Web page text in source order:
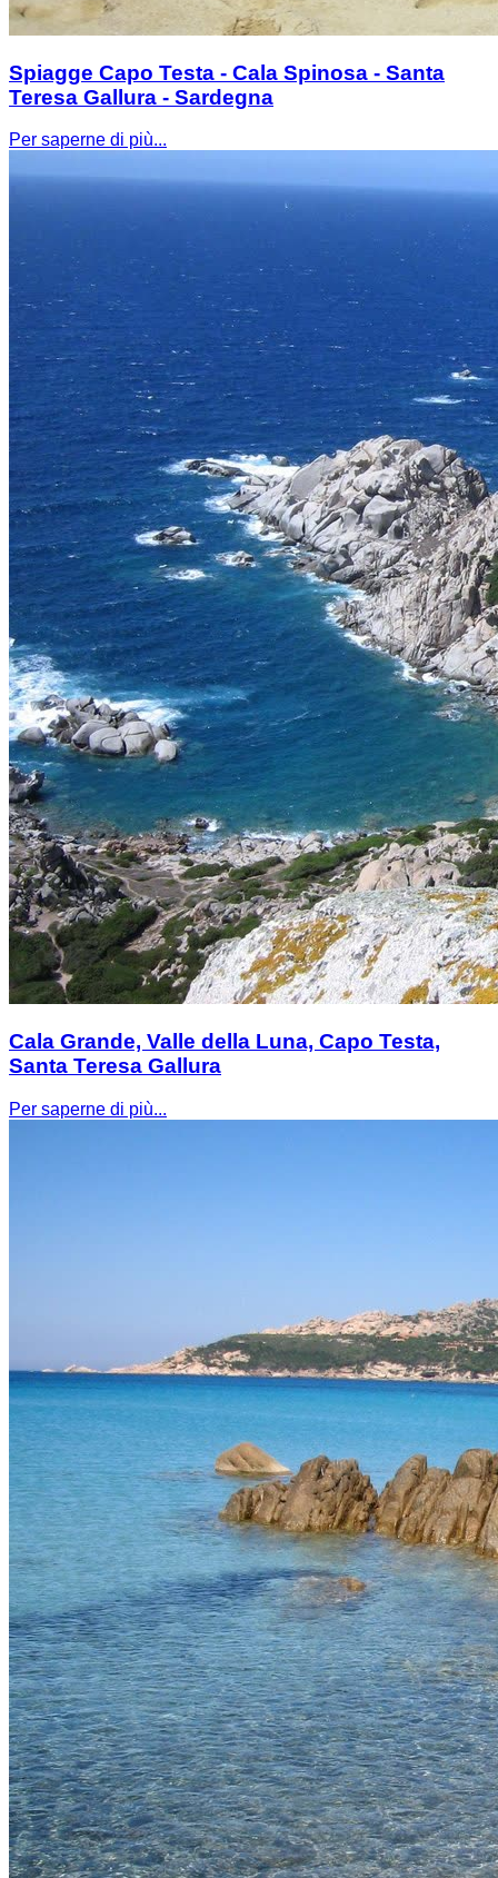
Spiagge Capo Testa - Cala Spinosa - Santa
Teresa Gallura - Sardegna
Per saperne di più...
Cala Grande, Valle della Luna, Capo Testa,
Santa Teresa Gallura
Per saperne di più...